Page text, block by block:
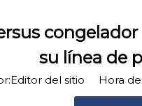
su línea de
del sitio Hora